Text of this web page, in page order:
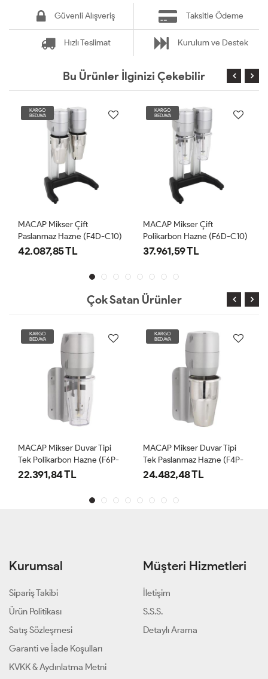
Güvenli Alışveriş Taksitle Ödeme
Hızlı Teslimat Kurulum ve Destek
Bu Ürünler İlginizi Çekebilir
KARGO
BEDAVA
MACAP Mikser Çift
Paslanmaz Hazne (F4D-C10)
42.087,85 TL
KARGO
BEDAVA
MACAP Mikser Çift
Polikarbon Hazne (F6D-C10)
37.961,59 TL
Çok Satan Ürünler
KARGO
BEDAVA
MACAP Mikser Duvar Tipi
Tek Polikarbon Hazne (F6P-
C10)
22.391,84 TL
KARGO
BEDAVA
MACAP Mikser Duvar Tipi
Tek Paslanmaz Hazne (F4P-
C10)
24.482,48 TL
Kurumsal
Sipariş Takibi
Ürün Politikası
Satış Sözleşmesi
Garanti ve İade Koşulları
KVKK & Aydınlatma Metni
Müşteri Hizmetleri
İletişim
S.S.S.
Detaylı Arama